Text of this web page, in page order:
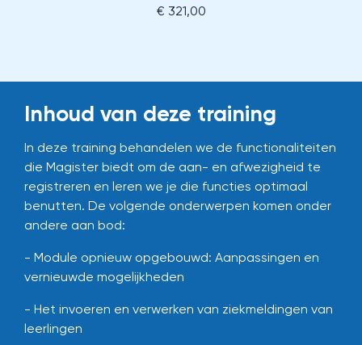
€ 321,00
Inhoud van deze training
In deze training behandelen we de functionaliteiten
die Magister biedt om de aan- en afwezigheid te
registreren en leren we je die functies optimaal
benutten. De volgende onderwerpen komen onder
andere aan bod:
- Module opnieuw opgebouwd: Aanpassingen en
vernieuwde mogelijkheden
- Het invoeren en verwerken van ziekmeldingen van
leerlingen